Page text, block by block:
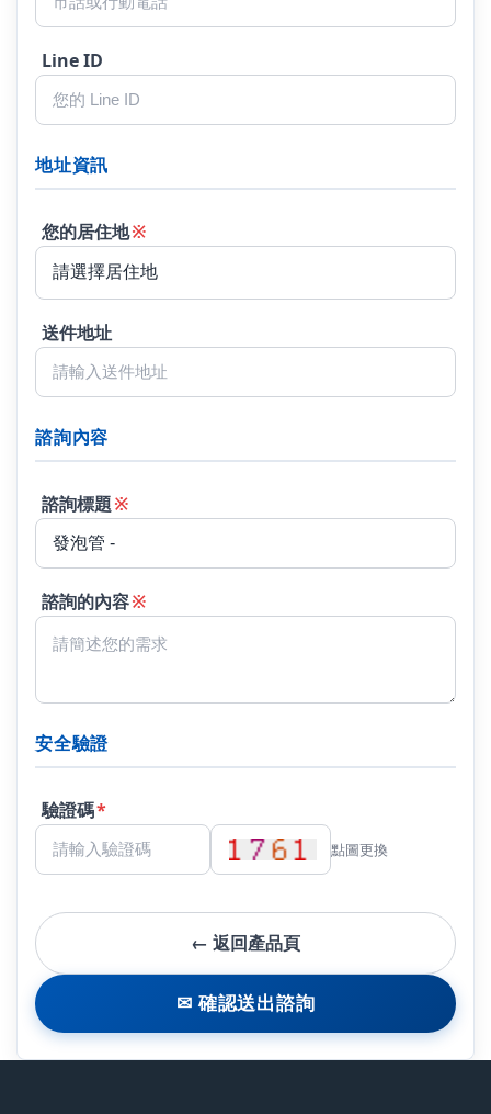
Line ID
地址資訊
您的居住地※
送件地址
諮詢內容
諮詢標題※
諮詢的內容※
安全驗證
驗證碼*
點圖更換
← 返回產品頁
✉ 確認送出諮詢